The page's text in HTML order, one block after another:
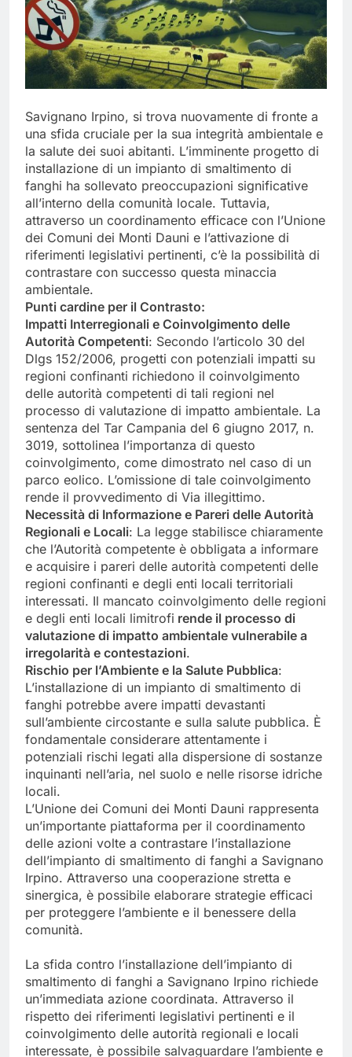
Savignano Irpino, si trova nuovamente di fronte a
una sfida cruciale per la sua integrità ambientale e
la salute dei suoi abitanti. L’imminente progetto di
installazione di un impianto di smaltimento di
fanghi ha sollevato preoccupazioni significative
all’interno della comunità locale. Tuttavia,
attraverso un coordinamento efficace con l’Unione
dei Comuni dei Monti Dauni e l’attivazione di
riferimenti legislativi pertinenti, c’è la possibilità di
contrastare con successo questa minaccia
ambientale.
Punti cardine per il Contrasto:
Impatti Interregionali e Coinvolgimento delle
Autorità Competenti: Secondo l’articolo 30 del
Dlgs 152/2006, progetti con potenziali impatti su
regioni confinanti richiedono il coinvolgimento
delle autorità competenti di tali regioni nel
processo di valutazione di impatto ambientale. La
sentenza del Tar Campania del 6 giugno 2017, n.
3019, sottolinea l’importanza di questo
coinvolgimento, come dimostrato nel caso di un
parco eolico. L’omissione di tale coinvolgimento
rende il provvedimento di Via illegittimo.
Necessità di Informazione e Pareri delle Autorità
Regionali e Locali: La legge stabilisce chiaramente
che l’Autorità competente è obbligata a informare
e acquisire i pareri delle autorità competenti delle
regioni confinanti e degli enti locali territoriali
interessati. Il mancato coinvolgimento delle regioni
e degli enti locali limitrofi rende il processo di
valutazione di impatto ambientale vulnerabile a
irregolarità e contestazioni.
Rischio per l’Ambiente e la Salute Pubblica:
L’installazione di un impianto di smaltimento di
fanghi potrebbe avere impatti devastanti
sull’ambiente circostante e sulla salute pubblica. È
fondamentale considerare attentamente i
potenziali rischi legati alla dispersione di sostanze
inquinanti nell’aria, nel suolo e nelle risorse idriche
locali.
L’Unione dei Comuni dei Monti Dauni rappresenta
un’importante piattaforma per il coordinamento
delle azioni volte a contrastare l’installazione
dell’impianto di smaltimento di fanghi a Savignano
Irpino. Attraverso una cooperazione stretta e
sinergica, è possibile elaborare strategie efficaci
per proteggere l’ambiente e il benessere della
comunità.
La sfida contro l’installazione dell’impianto di
smaltimento di fanghi a Savignano Irpino richiede
un’immediata azione coordinata. Attraverso il
rispetto dei riferimenti legislativi pertinenti e il
coinvolgimento delle autorità regionali e locali
interessate, è possibile salvaguardare l’ambiente e